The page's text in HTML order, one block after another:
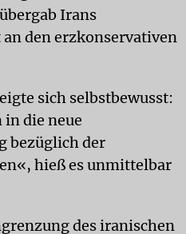
Irans
den erzkonservativen
sich selbstbewusst:
die neue
bezüglich der
hieß es unmittelbar
des iranischen